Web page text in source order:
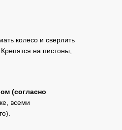
колесо и сверлить
на пистоны,
(согласно
всеми